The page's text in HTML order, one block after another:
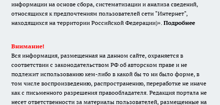
информации на основе сбора, систематизации и анализа сведений,
относящихся к предпочтениям пользователей сети "Интернет",
находящихся на территории Российской Федерации)». Подробнее
Внимание!
Вся информация, размещенная на данном сайте, охраняется в
соответствии с законодательством РФ об авторском праве и не
подлежит использованию кем-либо в какой бы то ни было форме, в
том числе воспроизведению, распространению, переработке не иначе
как с письменного разрешения правообладателя. Редакция портала не
несет ответственности за материалы пользователей, размещенные на